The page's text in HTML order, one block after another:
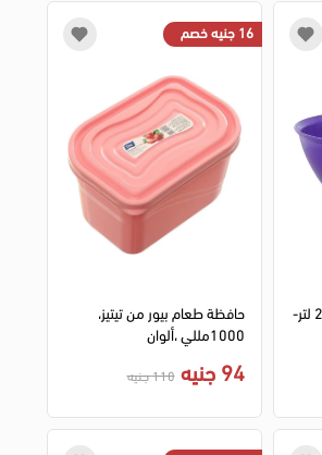
بولة بلاستيك شكل دائري 2 لتر-
16 جنيه خصم
حافظة طعام بيور من تيتيز،
1000مللي ،ألوان
94 جنيه 110 جنيه